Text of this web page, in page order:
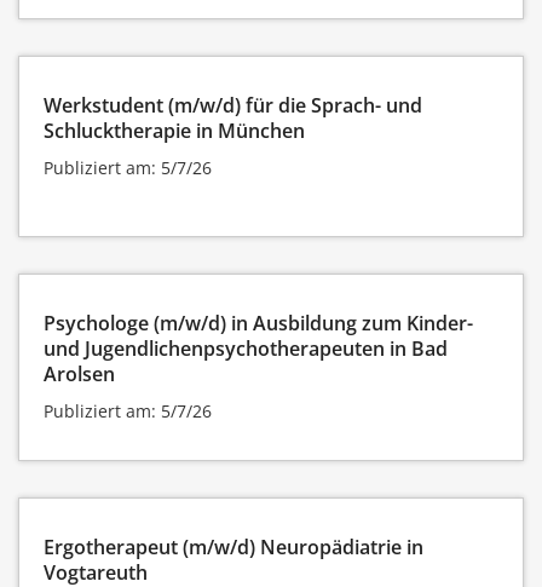
Werkstudent (m/w/d) für die Sprach- und
Schlucktherapie in München
Publiziert am: 5/7/26
Psychologe (m/w/d) in Ausbildung zum Kinder-
und Jugendlichenpsychotherapeuten in Bad
Arolsen
Publiziert am: 5/7/26
Ergotherapeut (m/w/d) Neuropädiatrie in
Vogtareuth